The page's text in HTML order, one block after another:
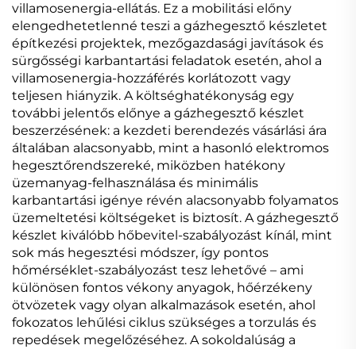
villamosenergia-ellátás. Ez a mobilitási előny
elengedhetetlenné teszi a gázhegesztő készletet
építkezési projektek, mezőgazdasági javítások és
sürgősségi karbantartási feladatok esetén, ahol a
villamosenergia-hozzáférés korlátozott vagy
teljesen hiányzik. A költséghatékonyság egy
további jelentős előnye a gázhegesztő készlet
beszerzésének: a kezdeti berendezés vásárlási ára
általában alacsonyabb, mint a hasonló elektromos
hegesztőrendszereké, miközben hatékony
üzemanyag-felhasználása és minimális
karbantartási igénye révén alacsonyabb folyamatos
üzemeltetési költségeket is biztosít. A gázhegesztő
készlet kiválóbb hőbevitel-szabályozást kínál, mint
sok más hegesztési módszer, így pontos
hőmérséklet-szabályozást tesz lehetővé – ami
különösen fontos vékony anyagok, hőérzékeny
ötvözetek vagy olyan alkalmazások esetén, ahol
fokozatos lehűlési ciklus szükséges a torzulás és
repedések megelőzéséhez. A sokoldalúság a